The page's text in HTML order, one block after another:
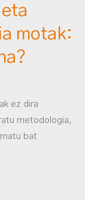
motak:
ez dira
metodologia,
bat